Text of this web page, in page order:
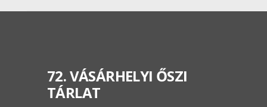
72. VÁSÁRHELYI ŐSZI
TÁRLAT